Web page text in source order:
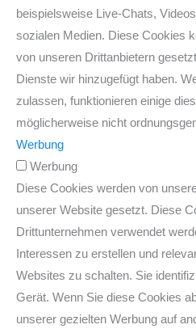
beispielsweise Live-Chats,
sozialen Medien. Diese Cookies
von unseren Drittanbietern
Dienste wir hinzugefügt haben.
zulassen, funktionieren einige
möglicherweise nicht
Werbung
Werbung
Diese Cookies werden von
unserer Website gesetzt. Diese
Drittunternehmen verwendet
Interessen zu erstellen und
Websites zu schalten. Sie
Gerät. Wenn Sie diese Cookies
unserer gezielten Werbung auf